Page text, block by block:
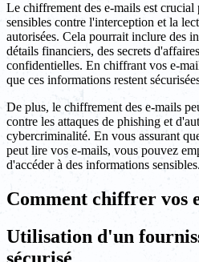
Le chiffrement des e-mails est
sensibles contre l'interception et la
autorisées. Cela pourrait inclure des
détails financiers, des secrets
confidentielles. En chiffrant vos e-
que ces informations restent
De plus, le chiffrement des e-mails
contre les attaques de phishing et
cybercriminalité. En vous assurant
peut lire vos e-mails, vous pouvez
d'accéder à des informations sensibles.
Comment chiffrer vos
Utilisation d'un